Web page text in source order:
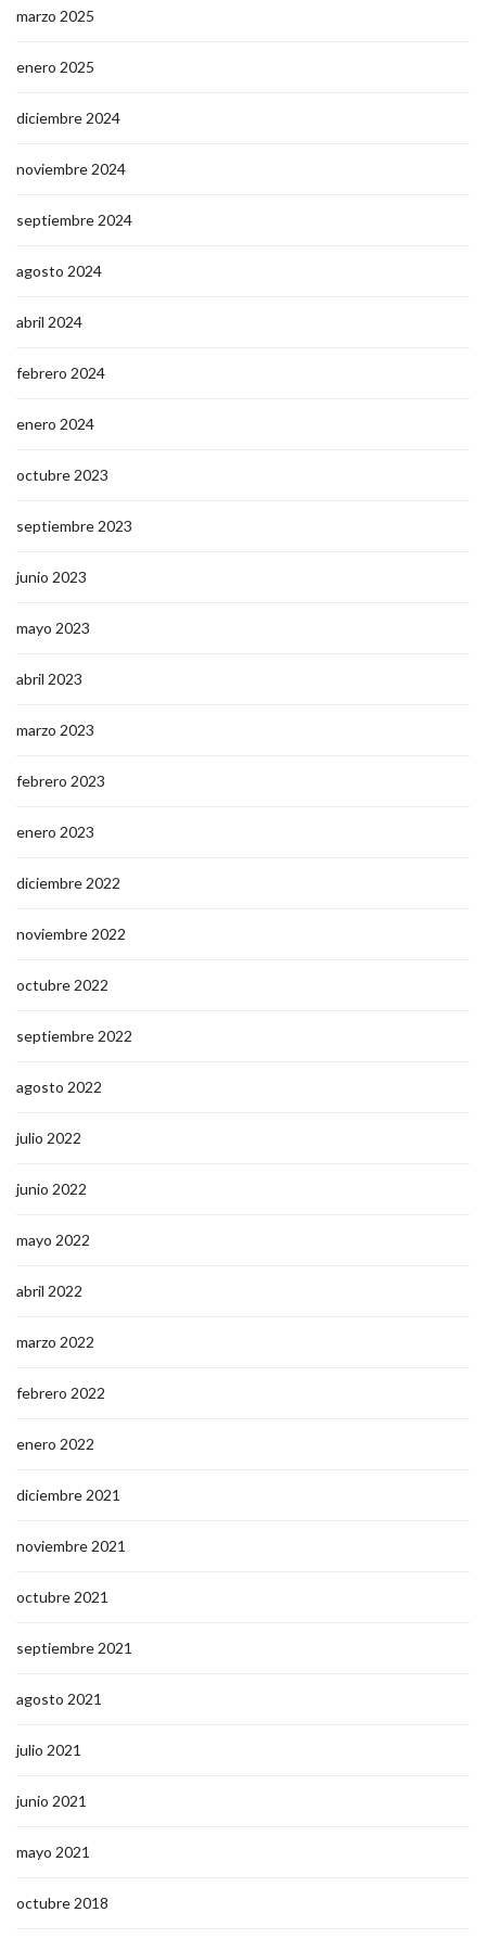
marzo 2025
enero 2025
diciembre 2024
noviembre 2024
septiembre 2024
agosto 2024
abril 2024
febrero 2024
enero 2024
octubre 2023
septiembre 2023
junio 2023
mayo 2023
abril 2023
marzo 2023
febrero 2023
enero 2023
diciembre 2022
noviembre 2022
octubre 2022
septiembre 2022
agosto 2022
julio 2022
junio 2022
mayo 2022
abril 2022
marzo 2022
febrero 2022
enero 2022
diciembre 2021
noviembre 2021
octubre 2021
septiembre 2021
agosto 2021
julio 2021
junio 2021
mayo 2021
octubre 2018